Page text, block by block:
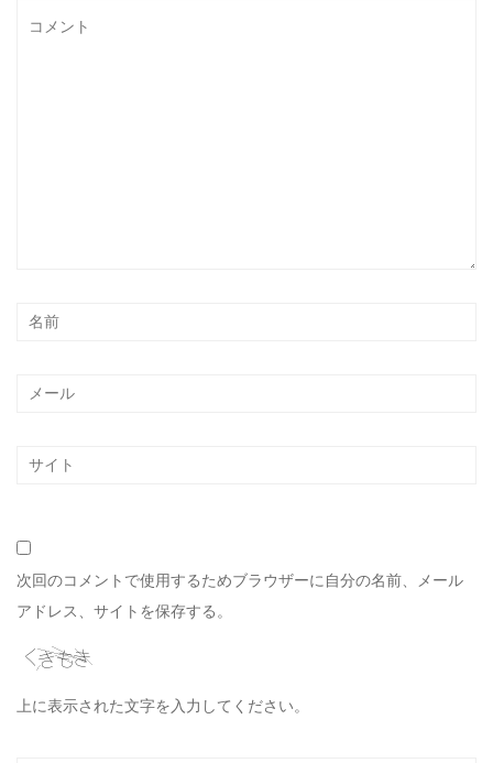
次回のコメントで使用するためブラウザーに自分の名前、メール
アドレス、サイトを保存する。
上に表示された文字を入力してください。